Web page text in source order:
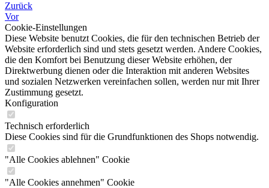
Zurück
Vor
Cookie-Einstellungen
Diese Website benutzt Cookies, die für den technischen Betrieb der
Website erforderlich sind und stets gesetzt werden. Andere Cookies,
die den Komfort bei Benutzung dieser Website erhöhen, der
Direktwerbung dienen oder die Interaktion mit anderen Websites
und sozialen Netzwerken vereinfachen sollen, werden nur mit Ihrer
Zustimmung gesetzt.
Konfiguration
Technisch erforderlich
Diese Cookies sind für die Grundfunktionen des Shops notwendig.
"Alle Cookies ablehnen" Cookie
"Alle Cookies annehmen" Cookie